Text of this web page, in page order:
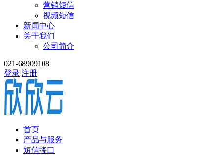
营销短信
视频短信
新闻中心
关于我们
公司简介
021-68909108
登录 注册
首页
产品与服务
短信接口